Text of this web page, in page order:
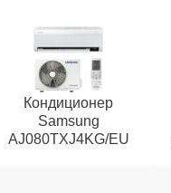
Кондиционер
Samsung
AJ080TXJ4KG/EU